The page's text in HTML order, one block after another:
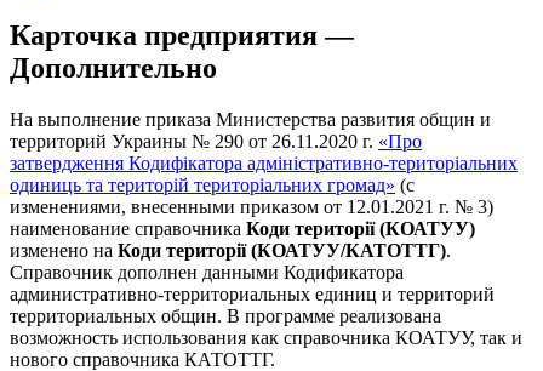
Карточка предприятия —
Дополнительно
На выполнение приказа Министерства развития общин и
территорий Украины № 290 от 26.11.2020 г. «Про
затвердження Кодифікатора адміністративно-територіальних
одиниць та територій територіальних громад» (с
изменениями, внесенными приказом от 12.01.2021 г. № 3)
наименование справочника Коди території (КОАТУУ)
изменено на Коди території (КОАТУУ/КАТОТТГ).
Справочник дополнен данными Кодификатора
административно-территориальных единиц и территорий
территориальных общин. В программе реализована
возможность использования как справочника КОАТУУ, так и
нового справочника КАТОТТГ.